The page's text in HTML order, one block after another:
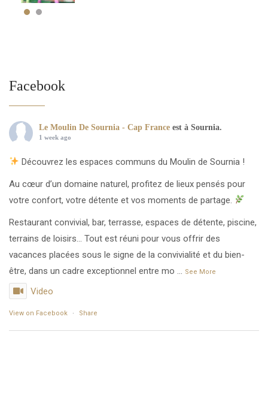
Facebook
Le Moulin De Sournia - Cap France est à Sournia.
1 week ago
Découvrez les espaces communs du Moulin de Sournia !
Au cœur d’un domaine naturel, profitez de lieux pensés pour
votre confort, votre détente et vos moments de partage.
Restaurant convivial, bar, terrasse, espaces de détente, piscine,
terrains de loisirs… Tout est réuni pour vous offrir des
vacances placées sous le signe de la convivialité et du bien-
être, dans un cadre exceptionnel entre mo ... See More
Video
View on Facebook · Share